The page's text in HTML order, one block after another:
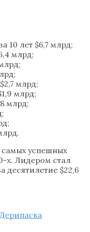
10 лет $6,7 млрд;
млрд;
млрд;
млрд;
млрд;
самых успешных
х. Лидером стал
десятилетие $22,6